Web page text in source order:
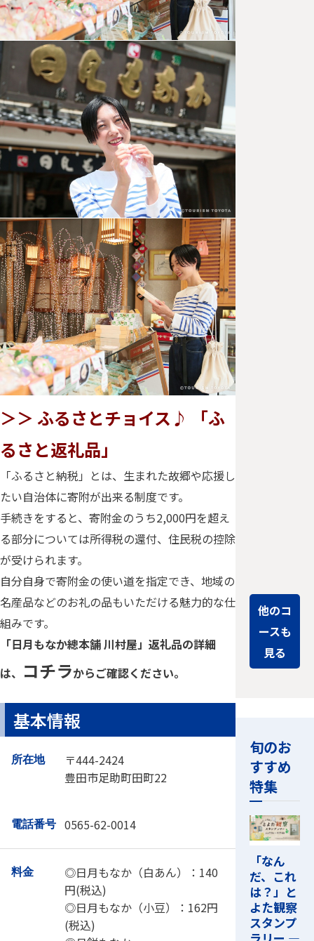
＞＞ ふるさとチョイス♪ 「ふ
るさと返礼品」
「ふるさと納税」とは、生まれた故郷や応援し
たい自治体に寄附が出来る制度です。
手続きをすると、寄附金のうち2,000円を超え
る部分については所得税の還付、住民税の控除
が受けられます。
自分自身で寄附金の使い道を指定でき、地域の
名産品などのお礼の品もいただける魅力的な仕
組みです。
「日月もなか總本舗 川村屋」返礼品の詳細
は、 コチラからご確認ください。
基本情報
所在地
〒444-2424
豊田市足助町田町22
電話番号 0565-62-0014
料金
◎日月もなか（白あん）：140
円(税込)
◎日月もなか（小豆）：162円
(税込)
病気平癒、
安産の神様
としても信
仰されてい
る「足助八
幡宮…
夏の風情
をたっぷ
り！浴衣
で町歩き
足助の町並
みは、古く
からの家の
佇まいが残
る人気の散
策エリア。
ショ…
豊田歴史
旅 御城
印集
め！！＜
足助・
御城印も！
堪能できる
大満足プラ
他のコ
ースも
見る
旬のお
すすめ
特集
「なん
だ、これ
は？」と
よた観察
スタンプ